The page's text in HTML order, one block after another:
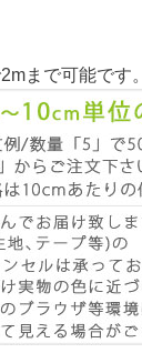
まで可能です。